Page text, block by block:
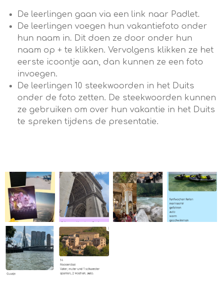
De leerlingen gaan via een link naar Padlet.
De leerlingen voegen hun vakantiefoto onder
hun naam in. Dit doen ze door onder hun
naam op + te klikken. Vervolgens klikken ze het
eerste icoontje aan, dan kunnen ze een foto
invoegen.
De leerlingen 10 steekwoorden in het Duits
onder de foto zetten. De steekwoorden kunnen
ze gebruiken om over hun vakantie in het Duits
te spreken tijdens de presentatie.